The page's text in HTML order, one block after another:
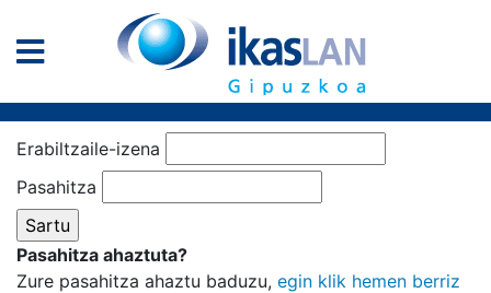
Erabiltzaile-izena
Pasahitza
Pasahitza ahaztuta?
Zure pasahitza ahaztu baduzu, egin klik hemen berriz